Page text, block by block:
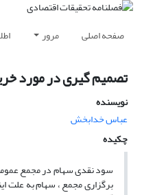
صفحه اصلی مرور
تصمیم گیری در مورد
نویسنده
عباس خدابخش
چکیده
سود نقدی سهام در مجمع
برگزاری مجمع ، سهام به علت